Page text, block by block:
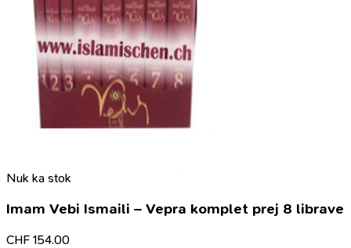
Nuk ka stok
Imam Vebi Ismaili – Vepra komplet prej 8 librave
CHF 154.00